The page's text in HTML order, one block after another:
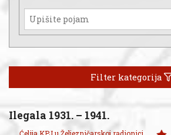
Filter kategorija
Ilegala 1931. – 1941.